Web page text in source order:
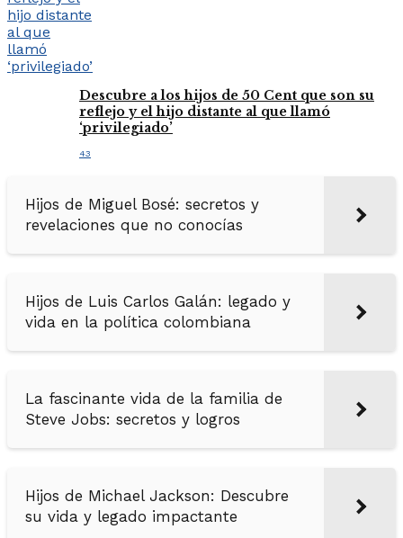
Descubre a los hijos de 50 Cent que son su
reflejo y el hijo distante al que llamó
‘privilegiado’
43
Hijos de Miguel Bosé: secretos y
revelaciones que no conocías
Hijos de Luis Carlos Galán: legado y
vida en la política colombiana
La fascinante vida de la familia de
Steve Jobs: secretos y logros
Hijos de Michael Jackson: Descubre
su vida y legado impactante